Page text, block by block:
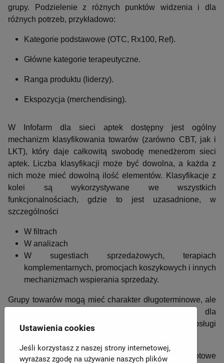
grupy. Podzielenie z różnych punktów widzenia i dla
różnych potrzeb, przykładowo:
Kategorie podstawowe (OTC, Rx100, Ref).
Główne kategorie terapeutyczne.
Ranga produktu (liderzy).
Ekspozycja (merchendising).
W Infofarm dla sieci aptek dostępny jest ogólny
mechanizm klasyfikowania towarów (zarówno CBT, jak i
LKT), który daje całkowitą swobodę menedżerom sieci
aptek. Liczba klasyfikacji może być dowolna, a każda z
nich może mieć dowolną ilość elementów. Klasyfikacje z
kolei są wykorzystywane we wszystkich
funkcjonalnościach, gdzie to jest uzasadnione, w
szczególności
W filtrach
W analizach
W sugestiach sprzedażowych, terapiach
komplementarnych, promocjach koszykowych i innych
mechanizmach wspierania sprzedaży.
Grupy towarów mogą mieć charakter długoterminowe, ale
też mogą byc definiowane doraźnie, dla
krótkoterminowych celów
, na przykład do obsługi
Do dyspozycji użytkowników, dostępne są gotowe
Ustawienia cookies
Jeśli korzystasz z naszej strony internetowej,
wyrażasz zgodę na używanie naszych plików